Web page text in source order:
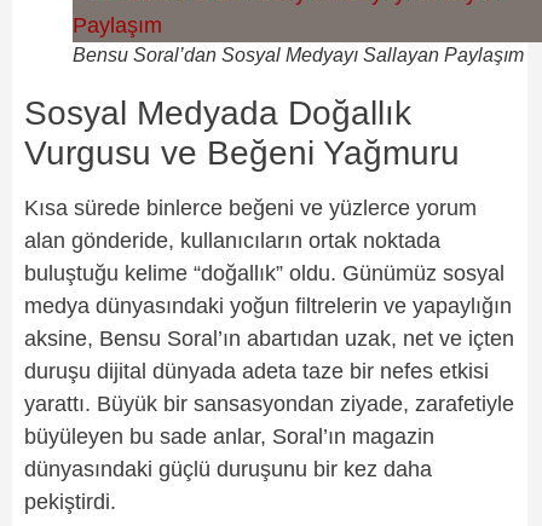
Bensu Soral’dan Sosyal Medyayı Sallayan Paylaşım
Sosyal Medyada Doğallık
Vurgusu ve Beğeni Yağmuru
Kısa sürede binlerce beğeni ve yüzlerce yorum
alan gönderide, kullanıcıların ortak noktada
buluştuğu kelime “doğallık” oldu. Günümüz sosyal
medya dünyasındaki yoğun filtrelerin ve yapaylığın
aksine, Bensu Soral’ın abartıdan uzak, net ve içten
duruşu dijital dünyada adeta taze bir nefes etkisi
yarattı. Büyük bir sansasyondan ziyade, zarafetiyle
büyüleyen bu sade anlar, Soral’ın magazin
dünyasındaki güçlü duruşunu bir kez daha
pekiştirdi.